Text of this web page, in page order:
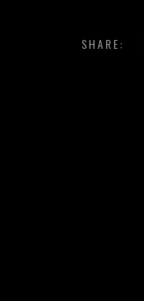
SHARE: